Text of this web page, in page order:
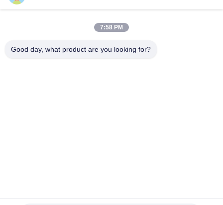
7:58 PM
Good day, what product are you looking for?